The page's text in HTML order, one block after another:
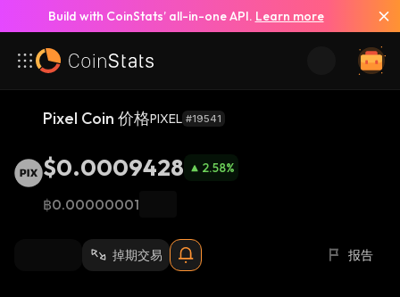
Build with CoinStats’ all-in-one API. Learn more
Pixel Coin 价格PIXEL #19541
$0.0009428 2.58%
฿0.00000001
掉期交易 报告